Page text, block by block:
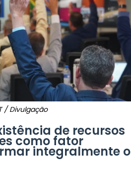
/ Divulgação
de recursos
como fator
integralmente o